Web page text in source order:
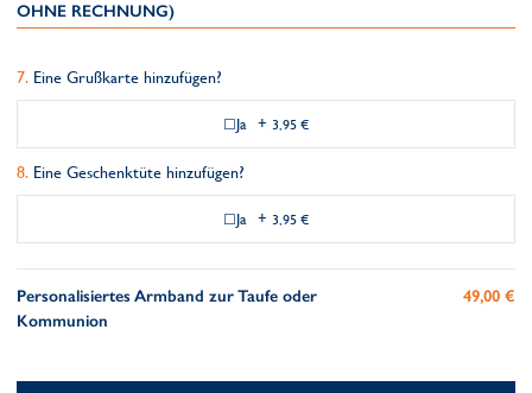
OHNE RECHNUNG)
Eine Grußkarte hinzufügen?
Ja + 3,95 €
Eine Geschenktüte hinzufügen?
Ja + 3,95 €
Personalisiertes Armband zur Taufe oder
Kommunion
49,00 €